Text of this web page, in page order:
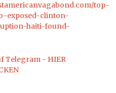
top-
exposed-clinton-
haiti-found-
Telegram - HIER